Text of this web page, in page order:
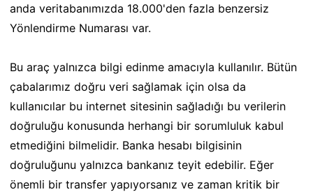
anda veritabanımızda 18.000'den fazla benzersiz
Yönlendirme Numarası var.
Bu araç yalnızca bilgi edinme amacıyla kullanılır. Bütün
çabalarımız doğru veri sağlamak için olsa da
kullanıcılar bu internet sitesinin sağladığı bu verilerin
doğruluğu konusunda herhangi bir sorumluluk kabul
etmediğini bilmelidir. Banka hesabı bilgisinin
doğruluğunu yalnızca bankanız teyit edebilir. Eğer
önemli bir transfer yapıyorsanız ve zaman kritik bir